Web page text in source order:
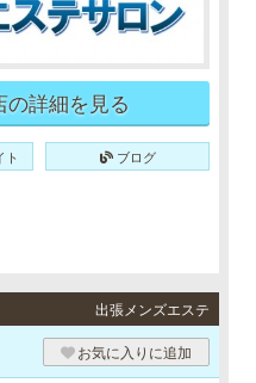
の詳細を見る
ト ブログ
出張メンズエステ
お気に入りに追加